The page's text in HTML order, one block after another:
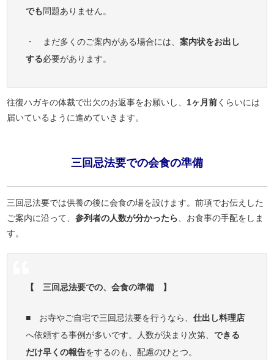
でも問題ありません。
・ まだ多くのご案内がある場合には、案内状をお出し
する必要があります。
往復ハガキの体裁で出欠のお返事をお願いし、1ヶ月前くらいには
届いているように進めていきます。
三回忌法要での会食の準備
三回忌法要では供養の後に会食の場を設けます。前項でお伝えした
ご案内に沿って、参列者の人数が分かったら、お食事の手配をしま
す。
【 三回忌法要での、会食の準備 】
■ お寺やご自宅で三回忌法要を行うなら、仕出し料理店
へ依頼する事例が多いです。人数が決まり次第、できる
だけ早くの報告をするのも、配慮のひとつ。